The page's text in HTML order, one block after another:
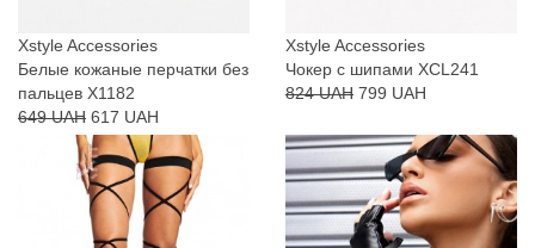
Xstyle Accessories
Белые кожаные перчатки без
пальцев X1182
649 UAH 617 UAH
Xstyle Accessories
Чокер с шипами XCL241
824 UAH 799 UAH